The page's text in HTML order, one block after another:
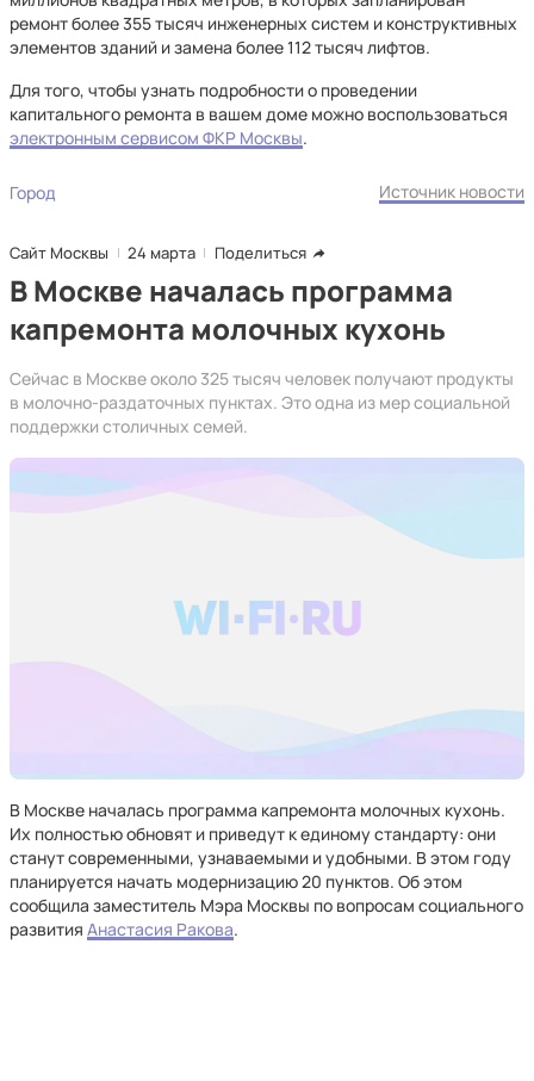
ремонт более 355 тысяч инженерных систем и конструктивных
элементов зданий и замена более 112 тысяч лифтов.
Для того, чтобы узнать подробности о проведении
капитального ремонта в вашем доме можно воспользоваться
электронным сервисом ФКР Москвы.
Город Источник новости
Сайт Москвы 24 марта Поделиться
В Москве началась программа
капремонта молочных кухонь
Сейчас в Москве около 325 тысяч человек получают продукты
в молочно-раздаточных пунктах. Это одна из мер социальной
поддержки столичных семей.
В Москве началась программа капремонта молочных кухонь.
Их полностью обновят и приведут к единому стандарту: они
станут современными, узнаваемыми и удобными. В этом году
планируется начать модернизацию 20 пунктов. Об этом
сообщила заместитель Мэра Москвы по вопросам социального
развития Анастасия Ракова.